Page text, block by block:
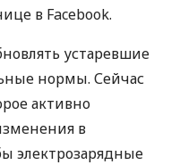
в Facebook.
устаревшие
нормы. Сейчас
активно
в
электрозарядные